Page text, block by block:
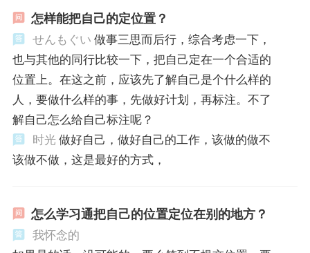
怎样能把自己的定位置？
せんもぐい 做事三思而后行，综合考虑一下，
也与其他的同行比较一下，把自己定在一个合适的
位置上。在这之前，应该先了解自己是个什么样的
人，要做什么样的事，先做好计划，再标注。不了
解自己怎么给自己标注呢？
时光做好自己，做好自己的工作，该做的做不
该做不做，这是最好的方式，
怎么学习通把自己的位置定位在别的地方？
我怀念的